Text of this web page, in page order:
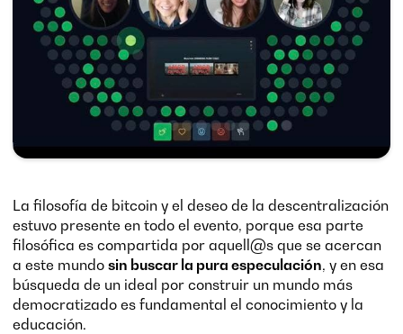
La filosofía de bitcoin y el deseo de la descentralización
estuvo presente en todo el evento, porque esa parte
filosófica es compartida por aquell@s que se acercan
a este mundo sin buscar la pura especulación, y en esa
búsqueda de un ideal por construir un mundo más
democratizado es fundamental el conocimiento y la
educación.